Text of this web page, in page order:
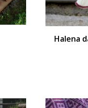
Halena